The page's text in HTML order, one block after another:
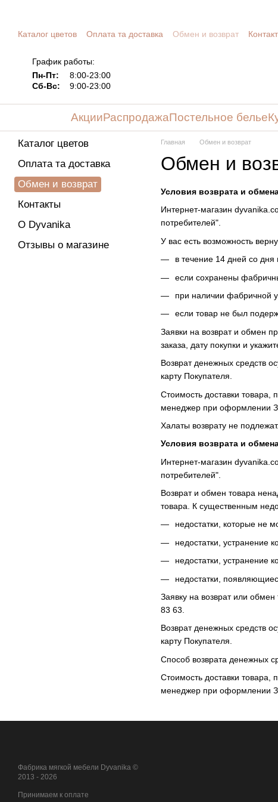
Каталог цветов Оплата та доставка Обмен и возврат
График работы:
Пн-Пт:
8:00-23:00
Сб-Вс:
9:00-23:00
АкцииРаспродажаПостельное белье
Главная Обмен и возврат
Обмен и
Условия возврата и
Интернет-магазин
потребителей".
У вас есть возможность
в течение 14 дней со дня
если сохранены
при наличии фабричной
если товар не был
Заявки на возврат и обмен
заказа, дату покупки и
Возврат денежных средств
карту Покупателя.
Стоимость доставки товара,
менеджер при оформлении
Халаты возврату не подлежат.
Условия возврата и
Интернет-магазин
потребителей".
Возврат и обмен товара
товара. К существенным
недостатки, которые не
недостатки, устранение
недостатки, устранение
недостатки,
Заявку на возврат или
83 63.
Возврат денежных средств
карту Покупателя.
Способ возврата денежных
Стоимость доставки товара,
менеджер при оформлении
Каталог цветов
Оплата та доставка
Обмен и возврат
Контакты
О Dyvanika
Отзывы о магазине
Фабрика мягкой мебели Dyvanika ©
2013 - 2026
Принимаем к оплате